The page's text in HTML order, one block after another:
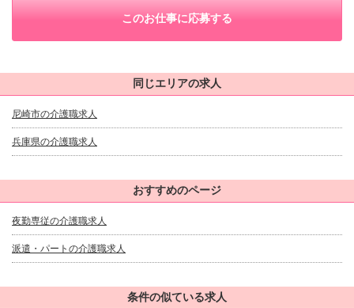
このお仕事に応募する
同じエリアの求人
尼崎市の介護職求人
兵庫県の介護職求人
おすすめのページ
夜勤専従の介護職求人
派遣・パートの介護職求人
条件の似ている求人